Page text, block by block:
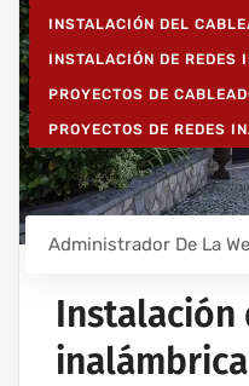
INSTALACIÓN DEL
INSTALACIÓN DE REDES
PROYECTOS DE
PROYECTOS DE REDES
Administrador De La
Instalación